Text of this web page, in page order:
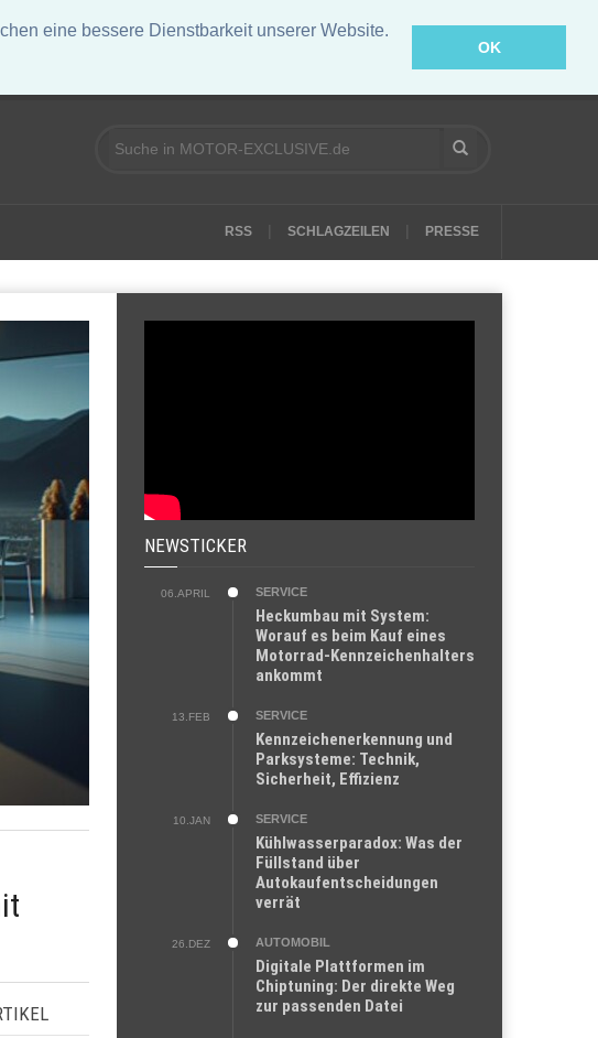
eine bessere Dienstbarkeit unserer Website.
OK
RSS SCHLAGZEILEN PRESSE
NEWSTICKER
06.APRIL SERVICE
Heckumbau mit System:
Worauf es beim Kauf eines
Motorrad-Kennzeichenhalters
ankommt
13.FEB SERVICE
Kennzeichenerkennung und
Parksysteme: Technik,
Sicherheit, Effizienz
10.JAN SERVICE
Kühlwasserparadox: Was der
Füllstand über
Autokaufentscheidungen
verrät
26.DEZ AUTOMOBIL
Digitale Plattformen im
Chiptuning: Der direkte Weg
zur passenden Datei